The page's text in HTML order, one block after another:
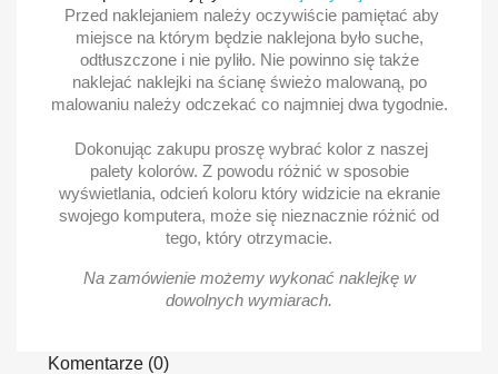
Przed naklejaniem należy oczywiście pamiętać aby
miejsce na którym będzie naklejona było suche,
odtłuszczone i nie pyliło. Nie powinno się także
naklejać naklejki na ścianę świeżo malowaną, po
malowaniu należy odczekać co najmniej dwa tygodnie.
Dokonując zakupu proszę wybrać kolor z naszej
palety kolorów. Z powodu różnić w sposobie
wyświetlania, odcień koloru który widzicie na ekranie
swojego komputera, może się nieznacznie różnić od
tego, który otrzymacie.
Na zamówienie możemy wykonać naklejkę w
dowolnych wymiarach.
Komentarze (0)